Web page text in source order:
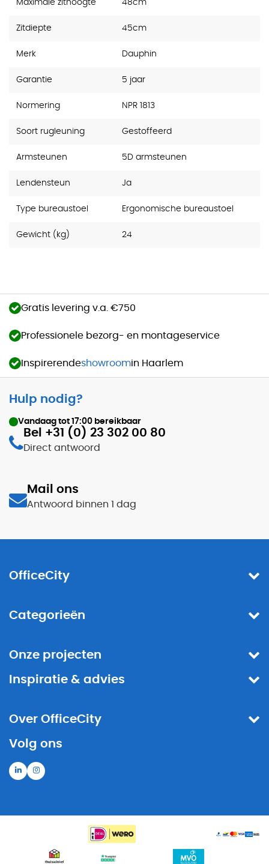
Maximale zithoogte 48cm
Zitdiepte 45cm
Merk Dauphin
Garantie 5 jaar
Normering NPR 1813
Soort rugleuning Gestoffeerd
Armsteunen 5D armsteunen
Lendensteun Ja
Type bureaustoel Ergonomische bureaustoel
Gewicht (kg) 24
Gratis levering v.a. €750
Professionele bezorg- en montageservice
Inspirerendeshowroomin Haarlem
Hulp nodig?
Vandaag tot 17:00 bereikbaar
Bel +31 (0) 23 302 00 80
Direct antwoord
Mail ons
Antwoord binnen 1 dag
OfficeCity
Categorieën
Onze projecten
Inspiratie & advies
Over OfficeCity
Volg ons